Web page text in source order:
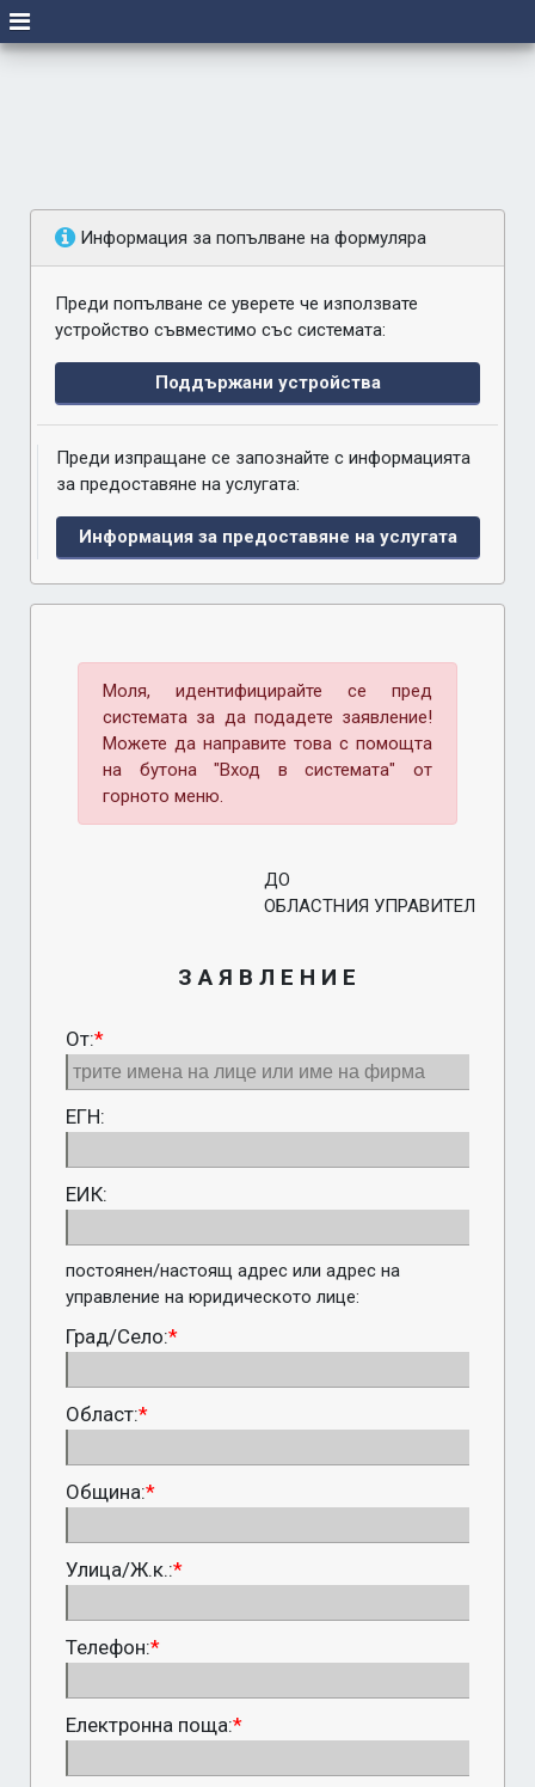
Информация за попълване на формуляра
Преди попълване се уверете че използвате
устройство съвместимо със системата:
Поддържани устройства
Преди изпращане се запознайте с информацията
за предоставяне на услугата:
Информация за предоставяне на услугата
Моля, идентифицирайте се пред
системата за да подадете заявление!
Можете да направите това с помощта
на бутона "Вход в системата" от
горното меню.
ДО
ОБЛАСТНИЯ УПРАВИТЕЛ
З А Я В Л Е Н И Е
От:*
ЕГН:
ЕИК:
постоянен/настоящ адрес или адрес на
управление на юридическото лице:
Град/Село:*
Област:*
Община:*
Улица/Ж.к.:*
Телефон:*
Електронна поща:*